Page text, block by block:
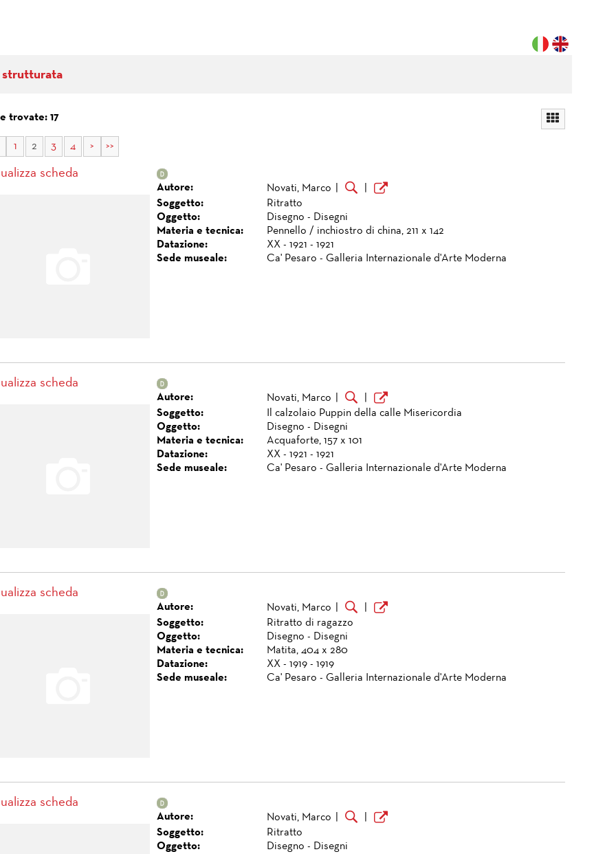
strutturata
trovate: 17
1 2 3 4 > >>
scheda
Autore: Novati, Marco
Soggetto:
Ritratto
Oggetto:
Disegno - Disegni
Materia e tecnica:
Pennello / inchiostro di china, 211 x 142
Datazione:
XX - 1921 - 1921
Sede museale:
Ca' Pesaro - Galleria Internazionale d'Arte Moderna
scheda
Autore: Novati, Marco
Soggetto:
Il calzolaio Puppin della calle Misericordia
Oggetto:
Disegno - Disegni
Materia e tecnica:
Acquaforte, 157 x 101
Datazione:
XX - 1921 - 1921
Sede museale:
Ca' Pesaro - Galleria Internazionale d'Arte Moderna
scheda
Autore: Novati, Marco
Soggetto:
Ritratto di ragazzo
Oggetto:
Disegno - Disegni
Materia e tecnica:
Matita, 404 x 280
Datazione:
XX - 1919 - 1919
Sede museale:
Ca' Pesaro - Galleria Internazionale d'Arte Moderna
scheda
Autore: Novati, Marco
Soggetto:
Ritratto
Oggetto:
Disegno - Disegni